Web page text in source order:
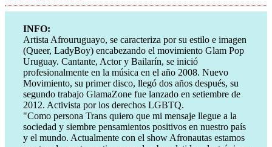
INFO:
Artista Afrouruguayo, se caracteriza por su estilo e imagen
(Queer, LadyBoy) encabezando el movimiento Glam Pop
Uruguay. Cantante, Actor y Bailarín, se inició
profesionalmente en la música en el año 2008. Nuevo
Movimiento, su primer disco, llegó dos años después, su
segundo trabajo GlamaZone fue lanzado en setiembre de
2012. Activista por los derechos LGBTQ.
"Como persona Trans quiero que mi mensaje llegue a la
sociedad y siembre pensamientos positivos en nuestro país
y el mundo. Actualmente con el show Afronautas estamos